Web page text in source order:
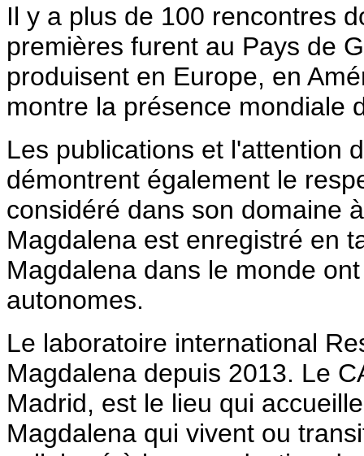
Il y a plus de 100 rencontres
premières furent au Pays de
produisent en Europe, en
montre la présence mondiale
Les publications et l'attention
démontrent également le
considéré dans son domaine
Magdalena est enregistré en
Magdalena dans le monde
autonomes.
Le laboratoire international
Magdalena depuis 2013. Le
Madrid, est le lieu qui
Magdalena qui vivent ou